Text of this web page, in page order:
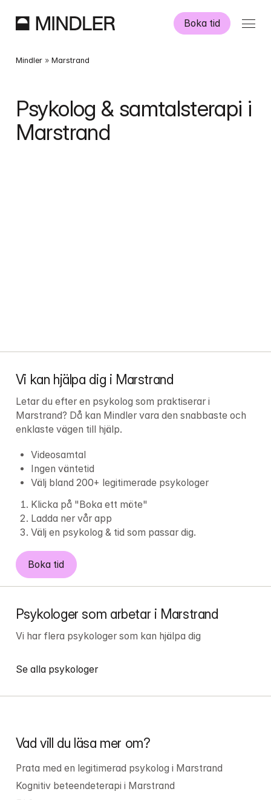
Boka tid
Våra psykologer
Information
Övriga tjänster
Mindler » Marstrand
Psykolog & samtalsterapi i
Marstrand
Vi kan hjälpa dig i Marstrand
Letar du efter en psykolog som praktiserar i
Marstrand? Då kan Mindler vara den snabbaste och
enklaste vägen till hjälp.
Videosamtal
Ingen väntetid
Välj bland 200+ legitimerade psykologer
Klicka på "Boka ett möte"
Ladda ner vår app
Välj en psykolog & tid som passar dig.
Boka tid
Psykologer som arbetar i Marstrand
Vi har flera psykologer som kan hjälpa dig
Se alla psykologer
Vad vill du läsa mer om?
Prata med en legitimerad psykolog i Marstrand
Kognitiv beteendeterapi i Marstrand